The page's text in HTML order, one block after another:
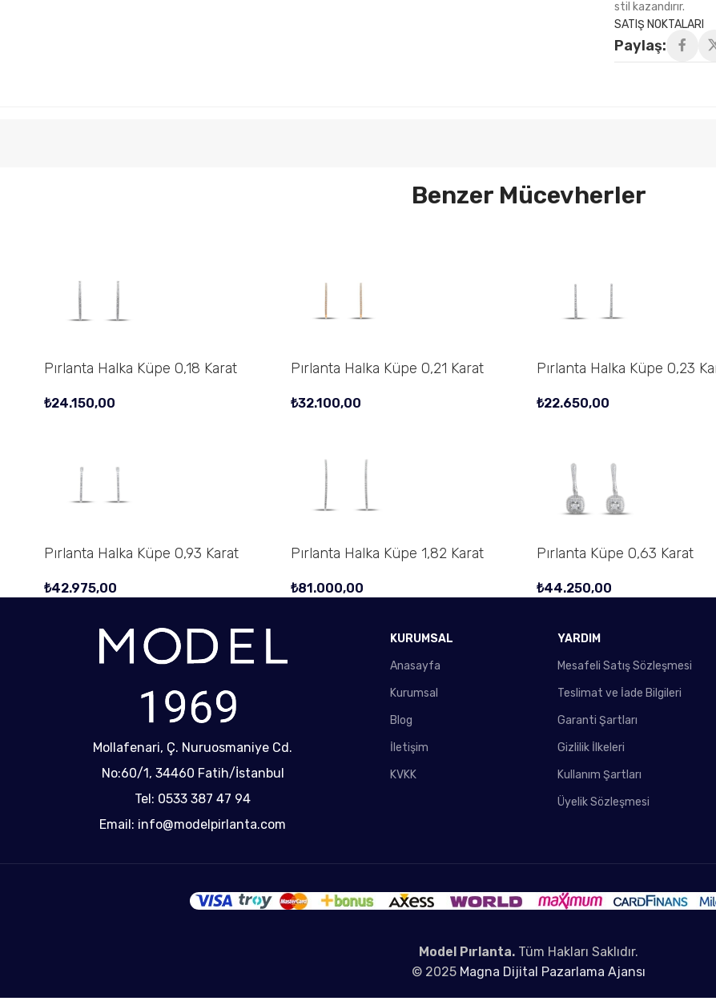
stil kazandırır.
SATIŞ NOKTALARI
Paylaş:
Benzer Mücevherler
Pırlanta Halka Küpe 0,18 Karat
₺24.150,00
Pırlanta Halka Küpe 0,21 Karat
₺32.100,00
Pırlanta Halka Küpe 0,23
₺22.650,00
Pırlanta Halka Küpe 0,93 Karat
₺42.975,00
Pırlanta Halka Küpe 1,82 Karat
₺81.000,00
Pırlanta Küpe 0,63 Karat
₺44.250,00
Mollafenari, Ç. Nuruosmaniye Cd.
No:60/1, 34460 Fatih/İstanbul
Tel: 0533 387 47 94
Email: info@modelpirlanta.com
KURUMSAL
Anasayfa
Kurumsal
Blog
İletişim
KVKK
YARDIM
Mesafeli Satış Sözleşmesi
Teslimat ve İade Bilgileri
Garanti Şartları
Gizlilik İlkeleri
Kullanım Şartları
Üyelik Sözleşmesi
Model Pırlanta.Tüm Hakları Saklıdır.
© 2025 Magna Dijital Pazarlama Ajansı